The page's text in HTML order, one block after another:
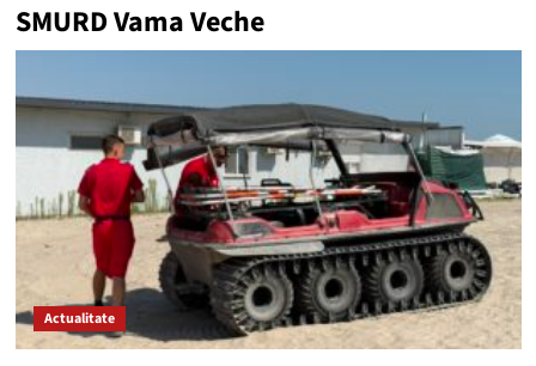
SMURD Vama Veche
Actualitate